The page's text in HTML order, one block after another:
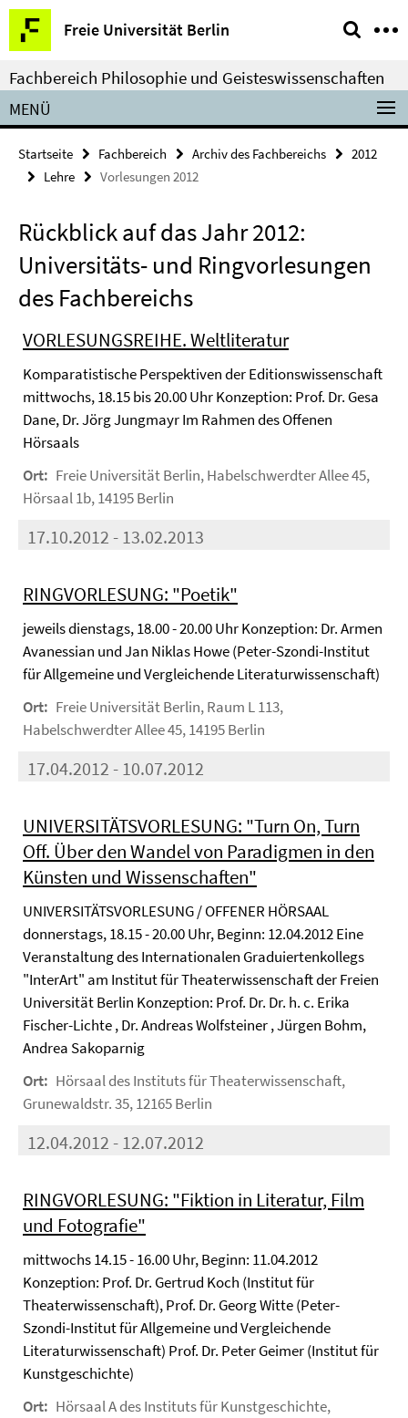
Springe
direkt
zu
Inhalt
Freie Universität Berlin
Service-
Navigation
Fachbereich Philosophie und Geisteswissenschaften
MENÜ
Startseite Fachbereich Archiv des Fachbereichs
2012
Lehre
Vorlesungen 2012
Rückblick auf das Jahr 2012:
Universitäts- und Ringvorlesungen
des Fachbereichs
VORLESUNGSREIHE. Weltliteratur
Komparatistische Perspektiven der Editionswissenschaft
mittwochs, 18.15 bis 20.00 Uhr Konzeption: Prof. Dr. Gesa
Dane, Dr. Jörg Jungmayr Im Rahmen des Offenen
Hörsaals
Ort: Freie Universität Berlin, Habelschwerdter Allee 45,
Hörsaal 1b, 14195 Berlin
17.10.2012 - 13.02.2013
RINGVORLESUNG: "Poetik"
jeweils dienstags, 18.00 - 20.00 Uhr Konzeption: Dr. Armen
Avanessian und Jan Niklas Howe (Peter-Szondi-Institut
für Allgemeine und Vergleichende Literaturwissenschaft)
Ort: Freie Universität Berlin, Raum L 113,
Habelschwerdter Allee 45, 14195 Berlin
17.04.2012 - 10.07.2012
UNIVERSITÄTSVORLESUNG: "Turn On, Turn
Off. Über den Wandel von Paradigmen in den
Künsten und Wissenschaften"
UNIVERSITÄTSVORLESUNG / OFFENER HÖRSAAL
donnerstags, 18.15 - 20.00 Uhr, Beginn: 12.04.2012 Eine
Veranstaltung des Internationalen Graduiertenkollegs
"InterArt" am Institut für Theaterwissenschaft der Freien
Universität Berlin Konzeption: Prof. Dr. Dr. h. c. Erika
Fischer-Lichte , Dr. Andreas Wolfsteiner , Jürgen Bohm,
Andrea Sakoparnig
Ort: Hörsaal des Instituts für Theaterwissenschaft,
Grunewaldstr. 35, 12165 Berlin
12.04.2012 - 12.07.2012
RINGVORLESUNG: "Fiktion in Literatur, Film
und Fotografie"
mittwochs 14.15 - 16.00 Uhr, Beginn: 11.04.2012
Konzeption: Prof. Dr. Gertrud Koch (Institut für
Theaterwissenschaft), Prof. Dr. Georg Witte (Peter-
Szondi-Institut für Allgemeine und Vergleichende
Literaturwissenschaft) Prof. Dr. Peter Geimer (Institut für
Kunstgeschichte)
Ort: Hörsaal A des Instituts für Kunstgeschichte,